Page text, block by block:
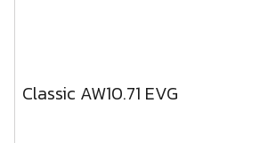
Classic AW10.71 EVG